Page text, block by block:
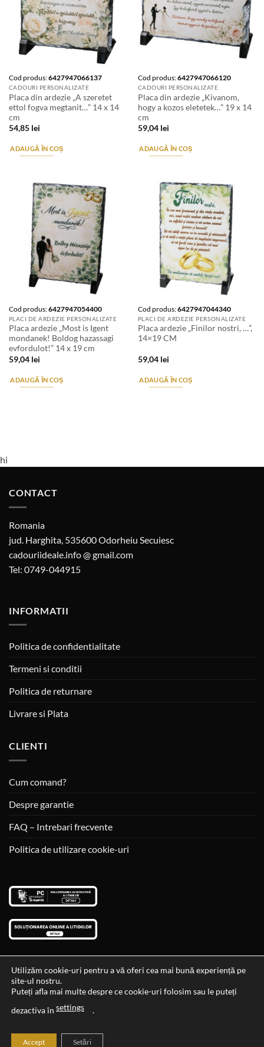
Cod produs:6427947066137
CADOURI PERSONALIZATE
Placa din ardezie „A szeretet
ettol fogva megtanit…” 14 x 14
cm
54,85 lei
ADAUGĂ ÎN COȘ
Cod produs:6427947066120
CADOURI PERSONALIZATE
Placa din ardezie „Kivanom,
hogy a kozos eletetek…” 19 x 14
cm
59,04 lei
ADAUGĂ ÎN COȘ
Cod produs:6427947054400
PLACI DE ARDEZIE PERSONALIZATE
Placa ardezie „Most is Igent
mondanek! Boldog hazassagi
evfordulot!” 14 x 19 cm
59,04 lei
ADAUGĂ ÎN COȘ
Cod produs:6427947044340
PLACI DE ARDEZIE PERSONALIZATE
Placa ardezie „Finilor nostri, …”,
14×19 CM
59,04 lei
ADAUGĂ ÎN COȘ
hi
CONTACT
Romania
jud. Harghita, 535600 Odorheiu Secuiesc
cadouriideale.info @ gmail.com
Tel: 0749-044915
INFORMATII
Politica de confidentialitate
Termeni si conditii
Politica de returnare
Livrare si Plata
CLIENTI
Cum comand?
Despre garantie
FAQ – Intrebari frecvente
Politica de utilizare cookie-uri
Data si ora ultimei actualizari al stocului si ale preturilor: 29-12-
Utilizăm cookie-uri pentru a vă oferi cea mai bună experiență pe
site-ul nostru.
Puteți afla mai multe despre ce cookie-uri folosim sau le puteți
dezactiva în settings .
Accept Setări